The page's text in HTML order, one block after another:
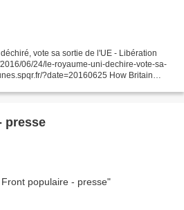
vote sa sortie de l'UE - Libération
06/24/le-royaume-uni-dechire-vote-sa-
?date=20160625 How Britain
presse